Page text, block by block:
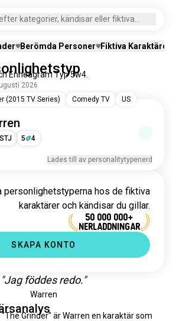
kategorier, kändisar eller fiktiva
Berömda Personer Fiktiva Karaktärer
Enneagram Typ 5w4.
2026
5 4
(2015 TV Series) Comedy TV US
Lades till av personalitytypenerd
personlighetstyperna hos de fiktiva
karaktärer och kändisar du gillar.
50 000 000+
NERLADDNINGAR
SKAPA KONTO
"Jag föddes redo."
Warren
"The Grinder" är Warren en karaktär som